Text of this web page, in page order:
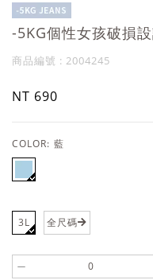
-5KG個性女孩破損
商品編號 : 2004245
NT 690
COLOR: 藍
3L 全尺碼
-